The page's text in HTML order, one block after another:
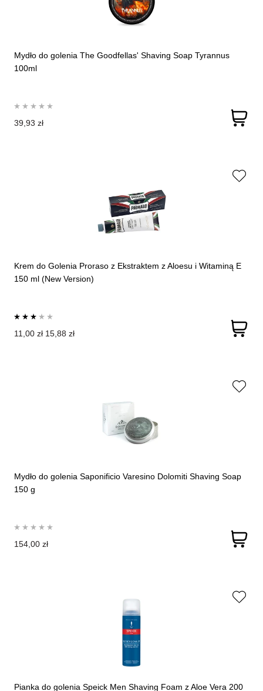
Mydło do golenia The Goodfellas' Shaving Soap Tyrannus
100ml
39,93 zł
Krem do Golenia Proraso z Ekstraktem z Aloesu i Witaminą E
150 ml (New Version)
11,00 zł 15,88 zł
Mydło do golenia Saponificio Varesino Dolomiti Shaving Soap
150 g
154,00 zł
Pianka do golenia Speick Men Shaving Foam z Aloe Vera 200